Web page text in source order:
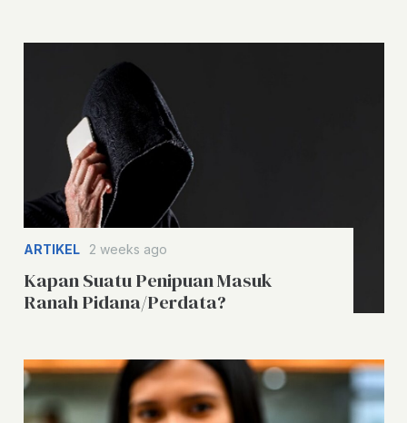
ARTIKEL 2 weeks ago
Kapan Suatu Penipuan Masuk
Ranah Pidana/Perdata?